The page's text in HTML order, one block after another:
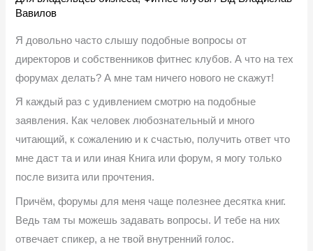
Вавилов
Я довольно часто слышу подобные вопросы от
директоров и собственников фитнес клубов. А что на тех
форумах делать? А мне там ничего нового не скажут!
Я каждый раз с удивлением смотрю на подобные
заявления. Как человек любознательный и много
читающий, к сожалению и к счастью, получить ответ что
мне даст та и или иная Книга или форум, я могу только
после визита или прочтения.
Причём, форумы для меня чаще полезнее десятка книг.
Ведь там ты можешь задавать вопросы. И тебе на них
отвечает спикер, а не твой внутренний голос.